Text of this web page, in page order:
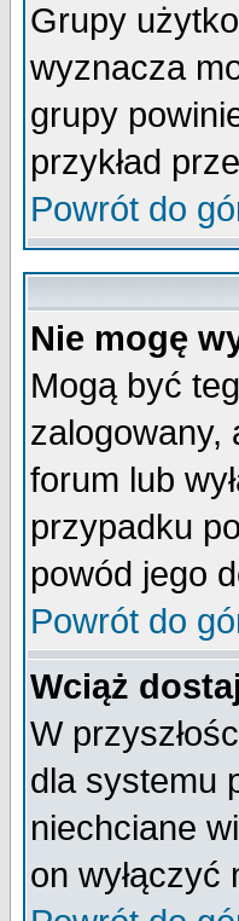
Grupy
wyznacza
grupy
przykład
Powrót do
Nie mogę
Mogą być
zalogowany,
forum lub
przypadku
powód jego
Powrót do
Wciąż
W
dla systemu
niechciane
on